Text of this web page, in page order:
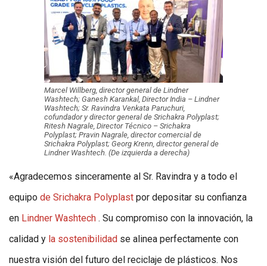
Marcel Willberg, director general de Lindner
Washtech; Ganesh Karankal, Director India – Lindner
Washtech; Sr. Ravindra Venkata Paruchuri,
cofundador y director general de Srichakra Polyplast;
Ritesh Nagrale, Director Técnico – Srichakra
Polyplast; Pravin Nagrale, director comercial de
Srichakra Polyplast; Georg Krenn, director general de
Lindner Washtech. (De izquierda a derecha)
«Agradecemos sinceramente al Sr. Ravindra y a todo el
equipo de Srichakra Polyplast por depositar su confianza
en Lindner Washtech . Su compromiso con la innovación, la
calidad y la sostenibilidad se alinea perfectamente con
nuestra visión del futuro del reciclaje de plásticos. Nos